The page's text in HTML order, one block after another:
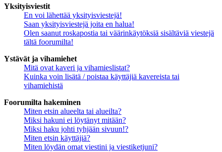
Yksityisviestit
En voi lähettää yksityisviestejä!
Saan yksityisviestejä joita en halua!
Olen saanut roskapostia tai väärinkäytöksiä sisältäviä viestejä
tältä foorumilta!
Ystävät ja vihamiehet
Mitä ovat kaveri ja vihamieslistat?
Kuinka voin lisätä / poistaa käyttäjiä kavereista tai
vihamiehistä
Foorumilta hakeminen
Miten etsin alueelta tai alueilta?
Miksi hakuni ei löytänyt mitään?
Miksi haku johti tyhjään sivuun!?
Miten etsin käyttäjiä?
Miten löydän omat viestini ja viestiketjuni?